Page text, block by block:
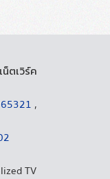
ตเวิร์ค
,
TV